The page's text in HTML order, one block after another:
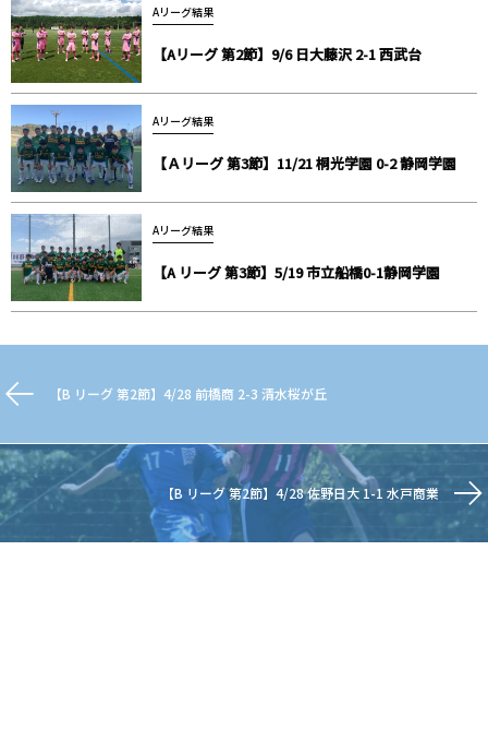
Aリーグ結果
【Aリーグ 第2節】9/6 日大藤沢 2-1 西武台
Aリーグ結果
【Ａリーグ 第3節】11/21 桐光学園 0-2 静岡学園
Aリーグ結果
【A リーグ 第3節】5/19 市立船橋0-1静岡学園
【B リーグ 第2節】4/28 前橋商 2-3 清水桜が丘
【B リーグ 第2節】4/28 佐野日大 1-1 水戸商業